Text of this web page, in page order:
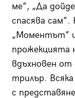
ме”, „Да
спасява
„Моментът”
прожекцията
вдъхновен от
трилър.
с